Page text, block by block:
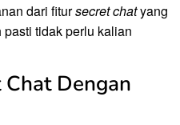
dari fitursecret chatyang
tidak perlu kalian
Chat Dengan